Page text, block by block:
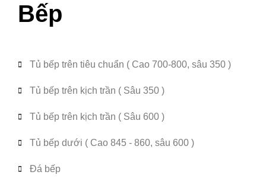
Bếp
Tủ bếp trên tiêu chuẩn ( Cao 700-800, sâu 350 )
Tủ bếp trên kịch trần ( Sâu 350 )
Tủ bếp trên kịch trần ( Sâu 600 )
Tủ bếp dưới ( Cao 845 - 860, sâu 600 )
Đá bếp